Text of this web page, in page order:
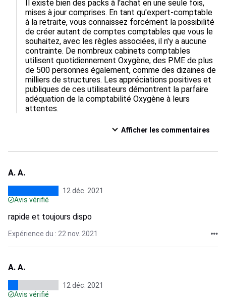
Il existe bien des packs à l'achat en une seule fois,
mises à jour comprises. En tant qu'expert-comptable
à la retraite, vous connaissez forcément la possibilité
de créer autant de comptes comptables que vous le
souhaitez, avec les règles associées, il n'y a aucune
contrainte. De nombreux cabinets comptables
utilisent quotidiennement Oxygène, des PME de plus
de 500 personnes également, comme des dizaines de
milliers de structures. Les appréciations positives et
publiques de ces utilisateurs démontrent la parfaire
adéquation de la comptabilité Oxygène à leurs
attentes.
Afficher les commentaires
A. A.
12 déc. 2021
Avis vérifié
rapide et toujours dispo
Expérience du : 22 nov. 2021
A. A.
12 déc. 2021
Avis vérifié